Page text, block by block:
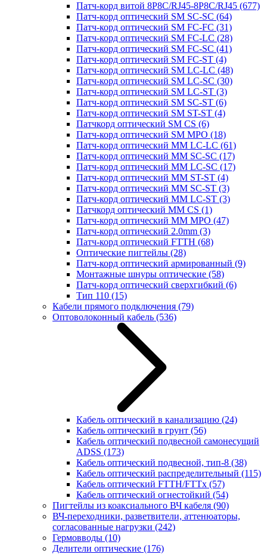
Патч-корд витой 8P8C/RJ45-8P8C/RJ45 (677)
Патч-корд оптический SM SC-SC (64)
Патч-корд оптический SM FC-FC (31)
Патч-корд оптический SM FC-LC (28)
Патч-корд оптический SM FC-SC (41)
Патч-корд оптический SM FC-ST (4)
Патч-корд оптический SM LC-LC (48)
Патч-корд оптический SM LC-SC (30)
Патч-корд оптический SM LC-ST (3)
Патч-корд оптический SM SC-ST (6)
Патч-корд оптический SM ST-ST (4)
Патчкорд оптический SM CS (6)
Патч-корд оптический SM MPO (18)
Патч-корд оптический MM LC-LC (61)
Патч-корд оптический MM SC-SC (17)
Патч-корд оптический MM LC-SC (17)
Патч-корд оптический MM ST-ST (4)
Патч-корд оптический MM SC-ST (3)
Патч-корд оптический MM LC-ST (3)
Патчкорд оптический MM CS (1)
Патч-корд оптический MM MPO (47)
Патч-корд оптический 2.0mm (3)
Патч-корд оптический FTTH (68)
Оптические пигтейлы (28)
Патч-корд оптический армированный (9)
Монтажные шнуры оптические (58)
Патч-корд оптический сверхгибкий (6)
Тип 110 (15)
Кабели прямого подключения (79)
Оптоволоконный кабель (536)
Кабель оптический в канализацию (24)
Кабель оптический в грунт (56)
Кабель оптический подвесной самонесущий
ADSS (173)
Кабель оптический подвесной, тип-8 (38)
Кабель оптический распределительный (115)
Кабель оптический FTTH/FTTx (57)
Кабель оптический огнестойкий (54)
Пигтейлы из коаксиального ВЧ кабеля (90)
ВЧ-переходники, разветвители, аттенюаторы,
согласованные нагрузки (242)
Гермовводы (10)
Делители оптические (176)